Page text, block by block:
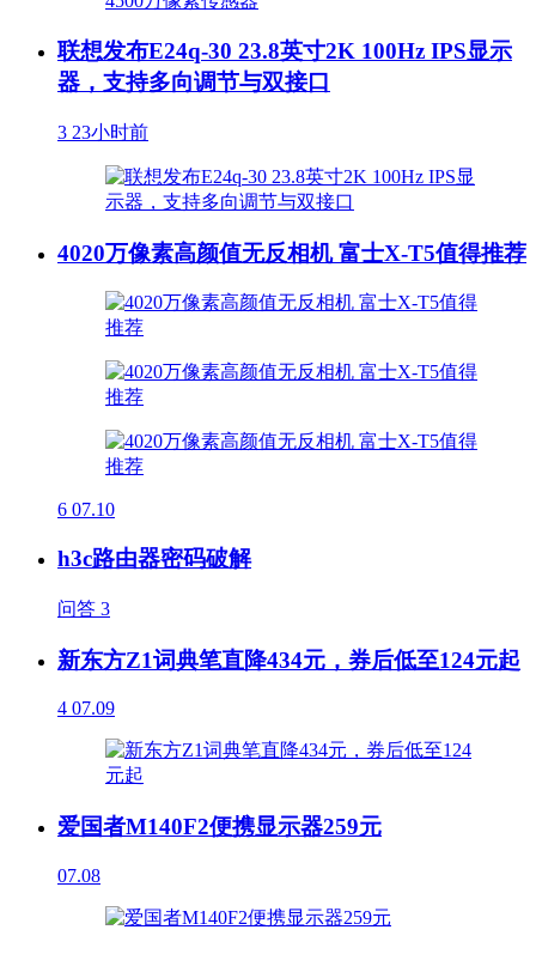
联想发布E24q-30 23.8英寸2K 100Hz IPS显示
器，支持多向调节与双接口
3 23小时前
4020万像素高颜值无反相机 富士X-T5值得推荐
6 07.10
h3c路由器密码破解
问答 3
新东方Z1词典笔直降434元，券后低至124元起
4 07.09
爱国者M140F2便携显示器259元
07.08